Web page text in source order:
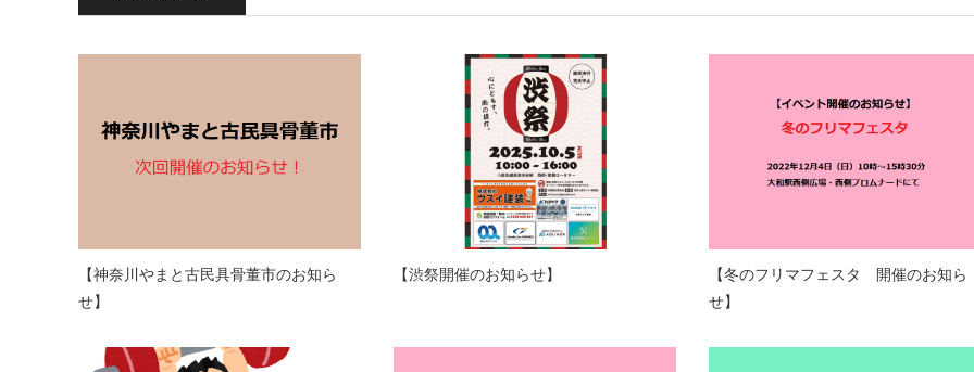
【神奈川やまと古民具骨董市のお知ら
せ】
【渋祭開催のお知らせ】
【冬のフリマフェスタ 開催のお知ら
せ】